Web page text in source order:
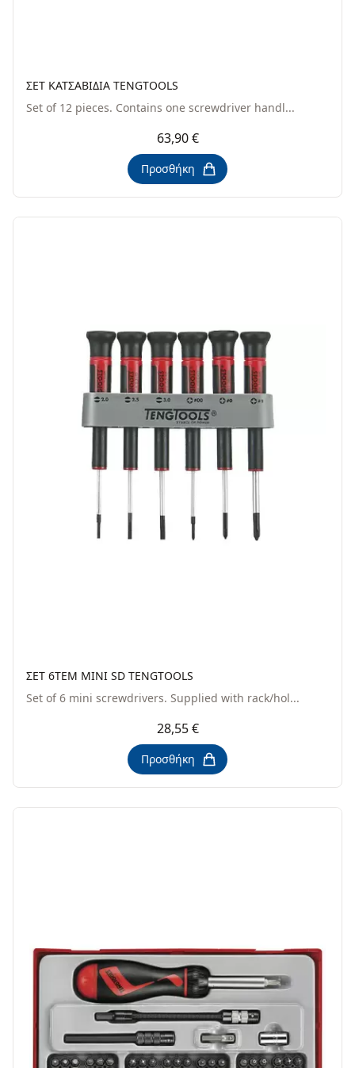
ΣΕΤ ΚΑΤΣΑΒΙΔΙΑ TENGTOOLS
Set of 12 pieces. Contains one screwdriver handl...
63,90 €
Προσθήκη
ΣΕΤ 6TEM MINI SD TENGTOOLS
Set of 6 mini screwdrivers. Supplied with rack/hol...
28,55 €
Προσθήκη